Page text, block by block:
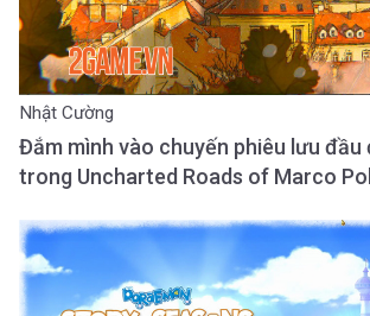
Nhật Cường
Đắm mình vào chuyến phiêu lưu đầu
trong Uncharted Roads of Marco